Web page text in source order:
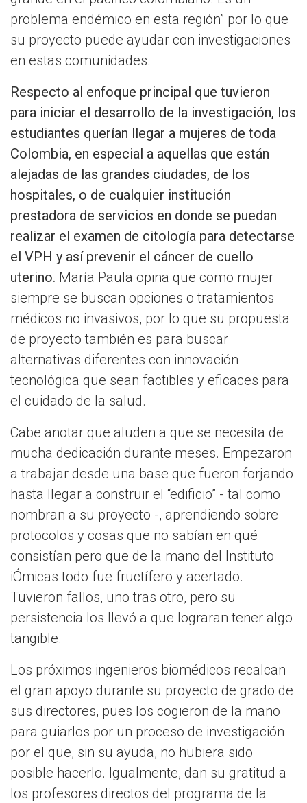
problema endémico en esta región” por lo que
su proyecto puede ayudar con investigaciones
en estas comunidades.
Respecto al enfoque principal que tuvieron
para iniciar el desarrollo de la investigación, los
estudiantes querían llegar a mujeres de toda
Colombia, en especial a aquellas que están
alejadas de las grandes ciudades, de los
hospitales, o de cualquier institución
prestadora de servicios en donde se puedan
realizar el examen de citología para detectarse
el VPH y así prevenir el cáncer de cuello
uterino. María Paula opina que como mujer
siempre se buscan opciones o tratamientos
médicos no invasivos, por lo que su propuesta
de proyecto también es para buscar
alternativas diferentes con innovación
tecnológica que sean factibles y eficaces para
el cuidado de la salud.
Cabe anotar que aluden a que se necesita de
mucha dedicación durante meses. Empezaron
a trabajar desde una base que fueron forjando
hasta llegar a construir el “edificio” - tal como
nombran a su proyecto -, aprendiendo sobre
protocolos y cosas que no sabían en qué
consistían pero que de la mano del Instituto
iÓmicas todo fue fructífero y acertado.
Tuvieron fallos, uno tras otro, pero su
persistencia los llevó a que lograran tener algo
tangible.
Los próximos ingenieros biomédicos recalcan
el gran apoyo durante su proyecto de grado de
sus directores, pues los cogieron de la mano
para guiarlos por un proceso de investigación
por el que, sin su ayuda, no hubiera sido
posible hacerlo. Igualmente, dan su gratitud a
los profesores directos del programa de la